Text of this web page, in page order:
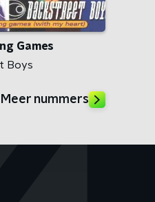
Games
Boys
Meer nummers